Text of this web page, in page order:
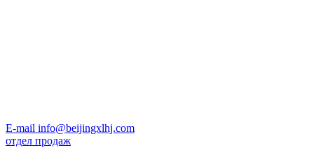
E-mail info@beijingxlhj.com
отдел продаж